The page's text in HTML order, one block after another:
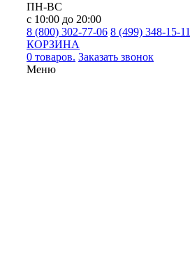
ПН-ВС
с 10:00 до 20:00
8 (800) 302-77-06 8 (499) 348-15-11
КОРЗИНА
0 товаров. Заказать звонок
Меню